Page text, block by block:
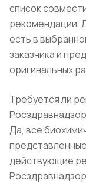
список
рекомендации.
есть в
заказчика и
оригинальных
Требуется ли
Да, все
действующие